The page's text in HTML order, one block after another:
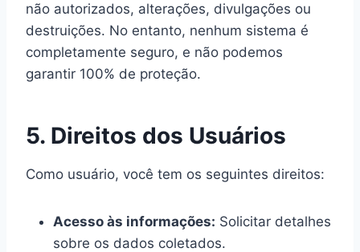
não autorizados, alterações, divulgações ou
destruições. No entanto, nenhum sistema é
completamente seguro, e não podemos
garantir 100% de proteção.
5. Direitos dos Usuários
Como usuário, você tem os seguintes direitos:
Acesso às informações: Solicitar detalhes
sobre os dados coletados.